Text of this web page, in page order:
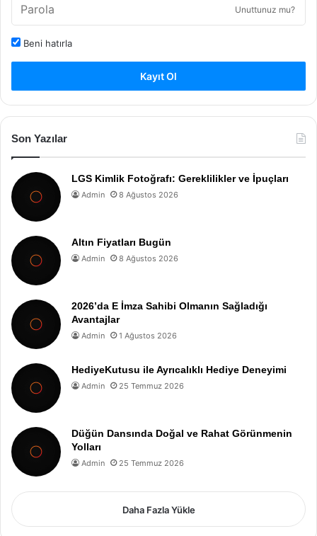
Unuttunuz mu?
Beni hatırla
Kayıt Ol
Son Yazılar
LGS Kimlik Fotoğrafı: Gereklilikler ve İpuçları
Admin 8 Ağustos 2026
Altın Fiyatları Bugün
Admin 8 Ağustos 2026
2026’da E İmza Sahibi Olmanın Sağladığı
Avantajlar
Admin 1 Ağustos 2026
HediyeKutusu ile Ayrıcalıklı Hediye Deneyimi
Admin 25 Temmuz 2026
Düğün Dansında Doğal ve Rahat Görünmenin
Yolları
Admin 25 Temmuz 2026
Daha Fazla Yükle